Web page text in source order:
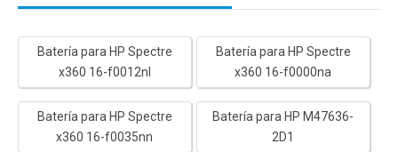
Batería para HP Spectre
x360 16-f0012nl
Batería para HP Spectre
x360 16-f0000na
Batería para HP Spectre
x360 16-f0035nn
Batería para HP M47636-
2D1